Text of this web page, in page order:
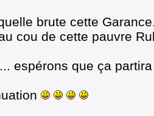
brute cette
cou de cette pauvre
espérons que ça